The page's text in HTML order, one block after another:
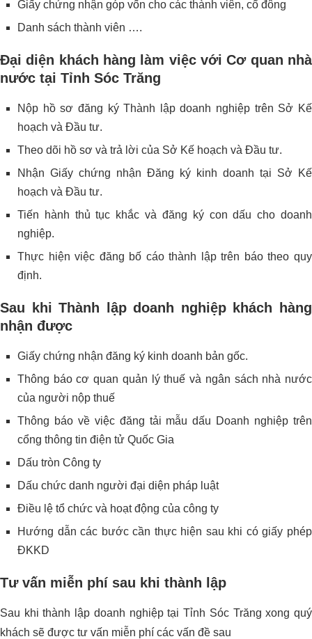
Giấy chứng nhận góp vốn cho các thành viên, cổ đông
Danh sách thành viên ….
Đại diện khách hàng làm việc với Cơ quan nhà
nước tại Tỉnh Sóc Trăng
Nộp hồ sơ đăng ký Thành lập doanh nghiệp trên Sở Kế
hoạch và Đầu tư.
Theo dõi hồ sơ và trả lời của Sở Kế hoạch và Đầu tư.
Nhận Giấy chứng nhận Đăng ký kinh doanh tại Sở Kế
hoạch và Đầu tư.
Tiến hành thủ tục khắc và đăng ký con dấu cho doanh
nghiệp.
Thực hiện việc đăng bố cáo thành lập trên báo theo quy
định.
Sau khi Thành lập doanh nghiệp khách hàng
nhận được
Giấy chứng nhận đăng ký kinh doanh bản gốc.
Thông báo cơ quan quản lý thuế và ngân sách nhà nước
của người nộp thuế
Thông báo về việc đăng tải mẫu dấu Doanh nghiệp trên
cổng thông tin điện tử Quốc Gia
Dấu tròn Công ty
Dấu chức danh người đại diện pháp luật
Điều lệ tổ chức và hoạt động của công ty
Hướng dẫn các bước cần thực hiện sau khi có giấy phép
ĐKKD
Tư vấn miễn phí sau khi thành lập
Sau khi thành lập doanh nghiệp tại Tỉnh Sóc Trăng xong quý
khách sẽ được tư vấn miễn phí các vấn đề sau